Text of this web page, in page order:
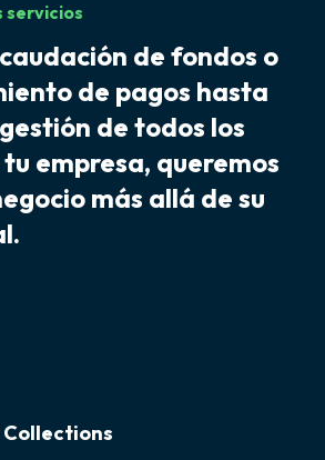
servicios
de fondos o
de pagos hasta
de todos los
empresa, queremos
más allá de su